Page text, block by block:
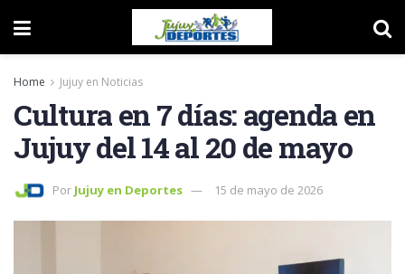
Home Jujuy en Noticias
Cultura en 7 días: agenda en
Jujuy del 14 al 20 de mayo
Por Jujuy en Deportes 15 de mayo de 2026